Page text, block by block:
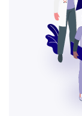
это
которое
состояние